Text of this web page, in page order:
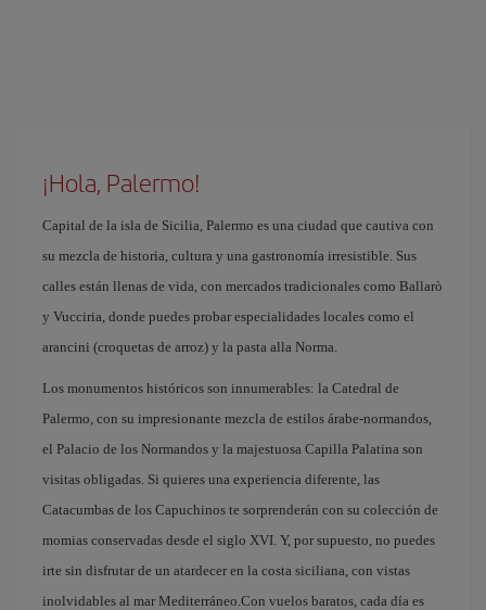
¡Hola, Palermo!
Capital de la isla de Sicilia, Palermo es una ciudad que cautiva con
su mezcla de historia, cultura y una gastronomía irresistible. Sus
calles están llenas de vida, con mercados tradicionales como Ballarò
y Vucciria, donde puedes probar especialidades locales como el
arancini (croquetas de arroz) y la pasta alla Norma.
Los monumentos históricos son innumerables: la Catedral de
Palermo, con su impresionante mezcla de estilos árabe-normandos,
el Palacio de los Normandos y la majestuosa Capilla Palatina son
visitas obligadas. Si quieres una experiencia diferente, las
Catacumbas de los Capuchinos te sorprenderán con su colección de
momias conservadas desde el siglo XVI. Y, por supuesto, no puedes
irte sin disfrutar de un atardecer en la costa siciliana, con vistas
inolvidables al mar Mediterráneo.Con vuelos baratos, cada día es